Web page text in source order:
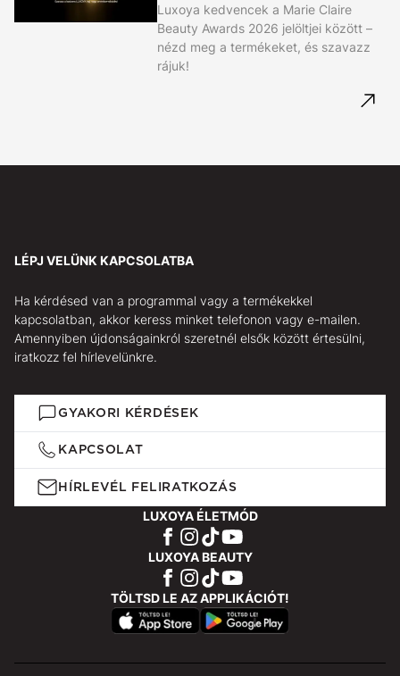
Luxoya kedvencek a Marie Claire
Beauty Awards 2026 jelöltjei között –
nézd meg a termékeket, és szavazz
rájuk!
LÉPJ VELÜNK KAPCSOLATBA
Ha kérdésed van a programmal vagy a termékekkel
kapcsolatban, akkor keress minket telefonon vagy e-mailen.
Amennyiben újdonságainkról szeretnél elsők között értesülni,
iratkozz fel hírlevelünkre.
GYAKORI KÉRDÉSEK
KAPCSOLAT
HÍRLEVÉL FELIRATKOZÁS
LUXOYA ÉLETMÓD
LUXOYA BEAUTY
TÖLTSD LE AZ APPLIKÁCIÓT!